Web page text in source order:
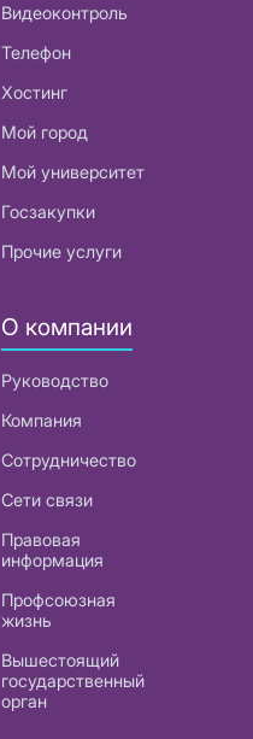
Видеоконтроль
Телефон
Хостинг
Мой город
Мой университет
Госзакупки
Прочие услуги
О компании
Руководство
Компания
Сотрудничество
Сети связи
Правовая
информация
Профсоюзная
жизнь
Вышестоящий
государственный
орган